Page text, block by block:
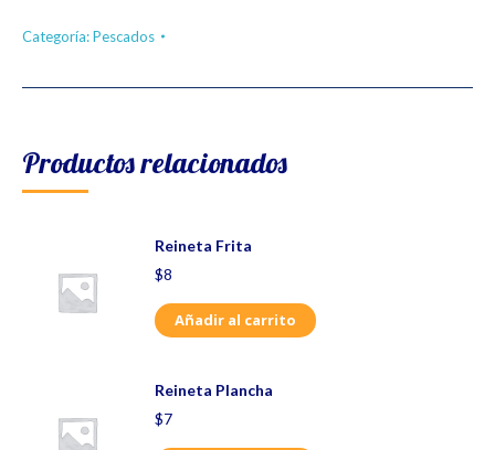
Categoría:Pescados
Productos relacionados
Reineta Frita
$8
Añadir al carrito
Reineta Plancha
$7